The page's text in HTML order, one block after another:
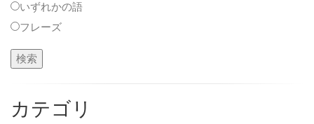
いずれかの語
フレーズ
カテゴリ